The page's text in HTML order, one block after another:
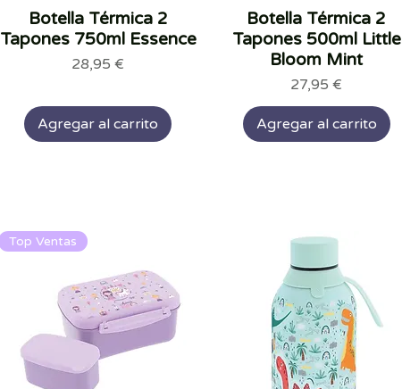
Vista rápida
Botella Térmica 2
Tapones 750ml Essence
Precio
28,95 €
Agregar al carrito
Vista rápida
Botella Térmica 2
Tapones 500ml Little
Bloom Mint
Precio
27,95 €
Agregar al carrito
Top Ventas